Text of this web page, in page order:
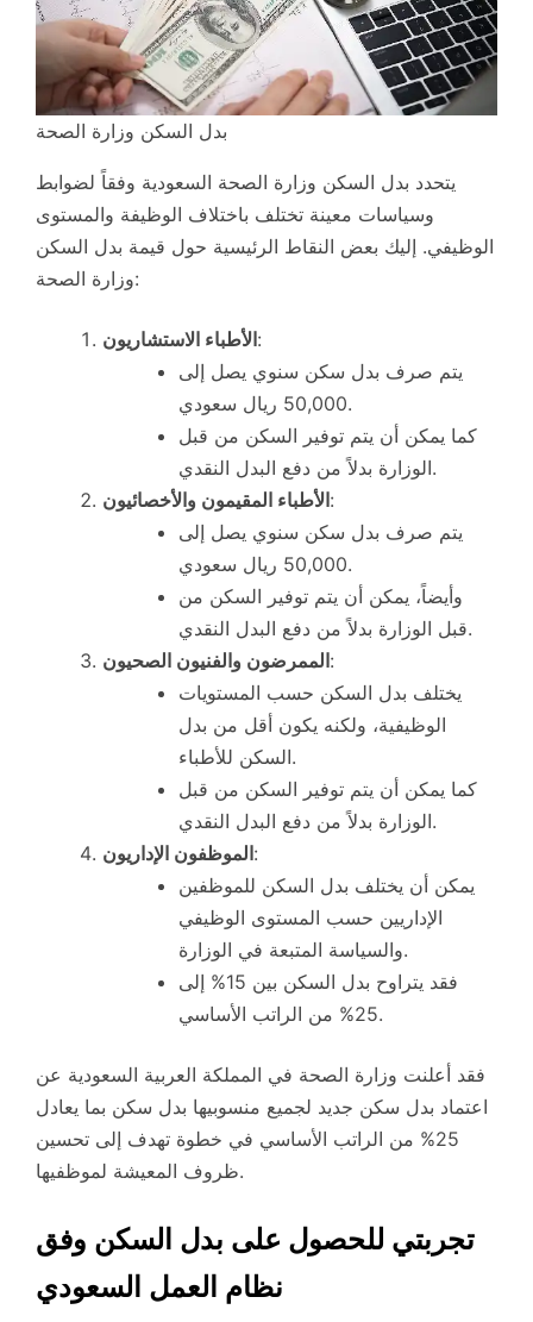
بدل السكن وزارة الصحة
يتحدد بدل السكن وزارة الصحة السعودية وفقاً لضوابط
وسياسات معينة تختلف باختلاف الوظيفة والمستوى
الوظيفي. إليك بعض النقاط الرئيسية حول قيمة بدل السكن
وزارة الصحة:
الأطباء الاستشاريون:
يتم صرف بدل سكن سنوي يصل إلى
50,000 ريال سعودي.
كما يمكن أن يتم توفير السكن من قبل
الوزارة بدلاً من دفع البدل النقدي.
الأطباء المقيمون والأخصائيون:
يتم صرف بدل سكن سنوي يصل إلى
50,000 ريال سعودي.
وأيضاً، يمكن أن يتم توفير السكن من
قبل الوزارة بدلاً من دفع البدل النقدي.
الممرضون والفنيون الصحيون:
يختلف بدل السكن حسب المستويات
الوظيفية، ولكنه يكون أقل من بدل
السكن للأطباء.
كما يمكن أن يتم توفير السكن من قبل
الوزارة بدلاً من دفع البدل النقدي.
الموظفون الإداريون:
يمكن أن يختلف بدل السكن للموظفين
الإداريين حسب المستوى الوظيفي
والسياسة المتبعة في الوزارة.
فقد يتراوح بدل السكن بين 15% إلى
25% من الراتب الأساسي.
فقد أعلنت وزارة الصحة في المملكة العربية السعودية عن
اعتماد بدل سكن جديد لجميع منسوبيها بدل سكن بما يعادل
25% من الراتب الأساسي في خطوة تهدف إلى تحسين
ظروف المعيشة لموظفيها.
تجربتي للحصول على بدل السكن وفق
نظام العمل السعودي